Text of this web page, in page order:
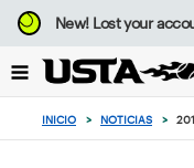
Enfoque
desde
botón
volver
New!Lost your
INICIO > NOTICIAS >